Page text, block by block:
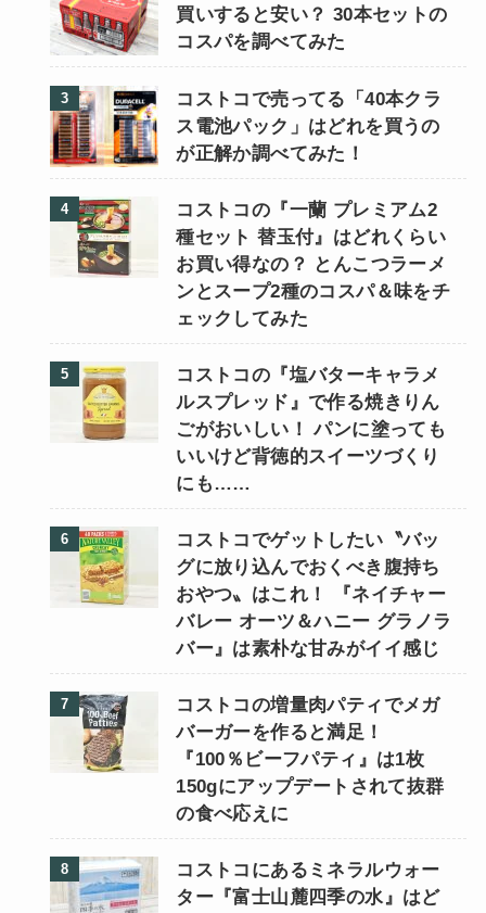
買いすると安い？ 30本セットの
コスパを調べてみた
コストコで売ってる「40本クラ
ス電池パック」はどれを買うの
が正解か調べてみた！
コストコの『一蘭 プレミアム2
種セット 替玉付』はどれくらい
お買い得なの？ とんこつラーメ
ンとスープ2種のコスパ＆味をチ
ェックしてみた
コストコの『塩バターキャラメ
ルスプレッド』で作る焼きりん
ごがおいしい！ パンに塗っても
いいけど背徳的スイーツづくり
にも……
コストコでゲットしたい〝バッ
グに放り込んでおくべき腹持ち
おやつ〟はこれ！ 『ネイチャー
バレー オーツ＆ハニー グラノラ
バー』は素朴な甘みがイイ感じ
コストコの増量肉パティでメガ
バーガーを作ると満足！
『100％ビーフパティ』は1枚
150gにアップデートされて抜群
の食べ応えに
コストコにあるミネラルウォー
ター『富士山麓四季の水』はど